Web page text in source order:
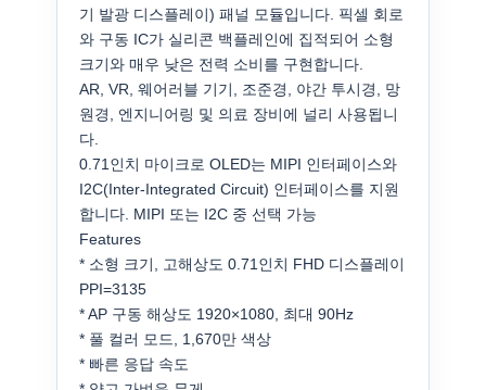
기 발광 디스플레이) 패널 모듈입니다. 픽셀 회로
와 구동 IC가 실리콘 백플레인에 집적되어 소형
크기와 매우 낮은 전력 소비를 구현합니다.
AR, VR, 웨어러블 기기, 조준경, 야간 투시경, 망
원경, 엔지니어링 및 의료 장비에 널리 사용됩니
다.
0.71인치 마이크로 OLED는 MIPI 인터페이스와
I2C(Inter-Integrated Circuit) 인터페이스를 지원
합니다. MIPI 또는 I2C 중 선택 가능
Features
* 소형 크기, 고해상도 0.71인치 FHD 디스플레이
PPI=3135
* AP 구동 해상도 1920×1080, 최대 90Hz
* 풀 컬러 모드, 1,670만 색상
* 빠른 응답 속도